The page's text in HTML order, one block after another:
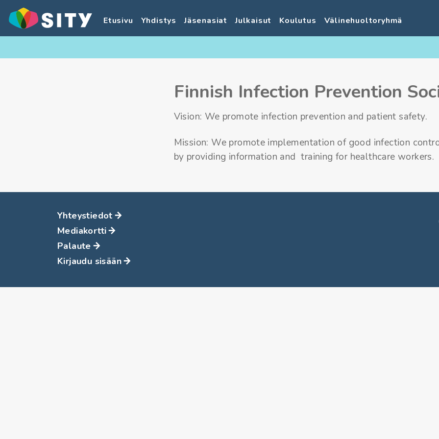
Etusivu Yhdistys Jäsenasiat Julkaisut Koulutus Välinehuoltoryhmä
Finnish Infection Prevention
Vision: We promote infection prevention and patient safety.
Mission: We promote implementation of good infection
by providing information and training for healthcare workers.
Yhteystiedot
Mediakortti
Palaute
Kirjaudu sisään